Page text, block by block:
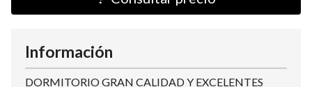
Información
DORMITORIO GRAN CALIDAD Y EXCELENTES